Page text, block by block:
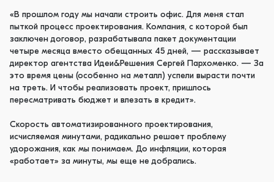
«В прошлом году мы начали строить офис. Для меня стал
пыткой процесс проектирования. Компания, с которой был
заключен договор, разрабатывала пакет документации
четыре месяца вместо обещанных 45 дней, — рассказывает
директор агентства Идеи&Решения Сергей Пархоменко. — За
это время цены (особенно на металл) успели вырасти почти
на треть. И чтобы реализовать проект, пришлось
пересматривать бюджет и влезать в кредит».
Скорость автоматизированного проектирования,
исчисляемая минутами, радикально решает проблему
удорожания, как мы понимаем. До инфляции, которая
«работает» за минуты, мы еще не добрались.